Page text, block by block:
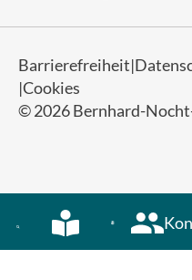
© 2026 Bernhard-
Barrierefreiheit
Cookies